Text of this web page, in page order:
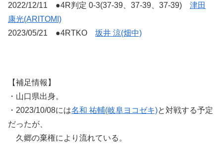
2022/12/11 ●4R判定 0-3(37-39、37-39、37-39) 津田
康光(ARITOMI)
2023/05/21 ●4RTKO 坂井 涼(畑中)
【補足情報】
・山口県出身。
・2023/10/08には名和 祐輔(岐阜ヨコゼキ)と対戦する予定
だったが、
久郷の棄権により流れている。